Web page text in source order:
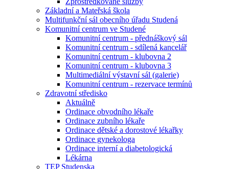
Základní a Mateřská škola
Multifunkční sál obecního úřadu Studená
Komunitní centrum ve Studené
Komunitní centrum - přednáškový sál
Komunitní centrum - sdílená kancelář
Komunitní centrum - klubovna 2
Komunitní centrum - klubovna 3
Multimediální výstavní sál (galerie)
Komunitní centrum - rezervace termínů
Zdravotní středisko
Aktuálně
Ordinace obvodního lékaře
Ordinace zubního lékaře
Ordinace dětské a dorostové lékařky
Ordinace gynekologa
Ordinace interní a diabetologická
Lékárna
TEP Studenska